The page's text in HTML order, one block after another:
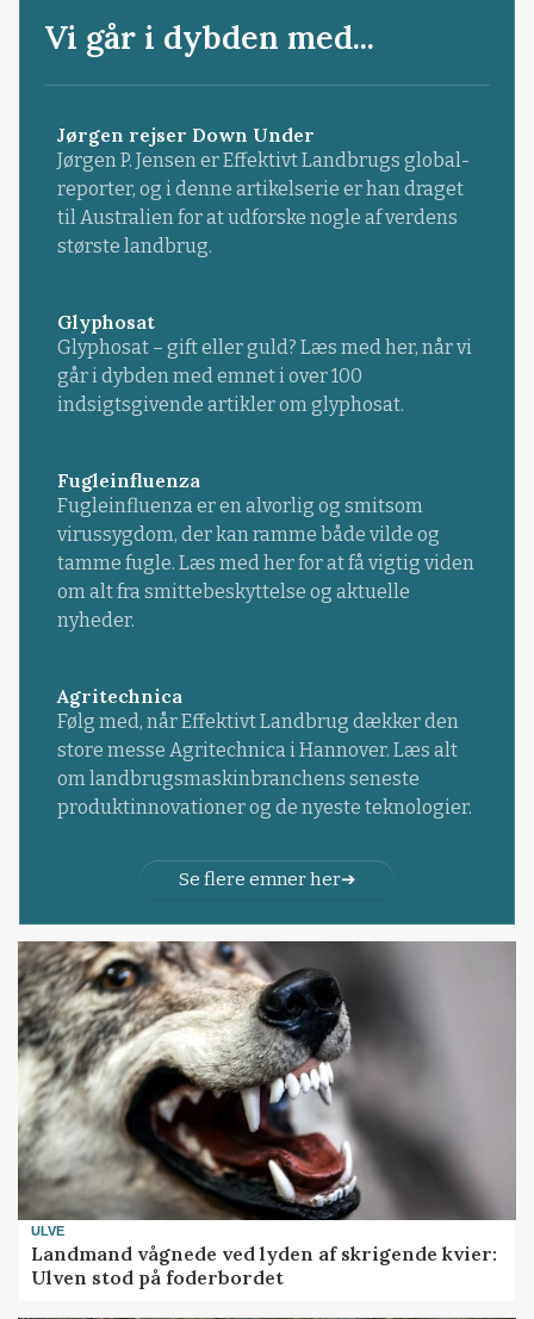
Vi går i dybden med...
Jørgen rejser Down Under
Jørgen P. Jensen er Effektivt Landbrugs global-
reporter, og i denne artikelserie er han draget
til Australien for at udforske nogle af verdens
største landbrug.
Glyphosat
Glyphosat – gift eller guld? Læs med her, når vi
går i dybden med emnet i over 100
indsigtsgivende artikler om glyphosat.
Fugleinfluenza
Fugleinfluenza er en alvorlig og smitsom
virussygdom, der kan ramme både vilde og
tamme fugle. Læs med her for at få vigtig viden
om alt fra smittebeskyttelse og aktuelle
nyheder.
Agritechnica
Følg med, når Effektivt Landbrug dækker den
store messe Agritechnica i Hannover. Læs alt
om landbrugsmaskinbranchens seneste
produktinnovationer og de nyeste teknologier.
Se flere emner her
ULVE
Landmand vågnede ved lyden af skrigende kvier:
Ulven stod på foderbordet